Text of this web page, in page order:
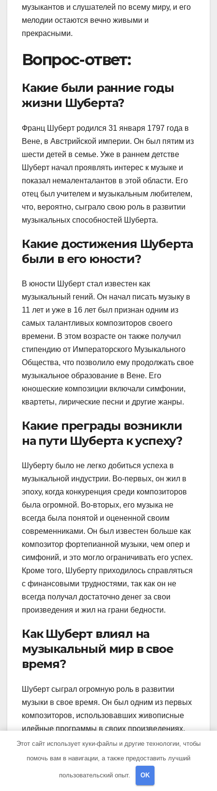
музыкантов и слушателей по всему миру, и его
мелодии остаются вечно живыми и
прекрасными.
Вопрос-ответ:
Какие были ранние годы
жизни Шуберта?
Франц Шуберт родился 31 января 1797 года в
Вене, в Австрийской империи. Он был пятим из
шести детей в семье. Уже в раннем детстве
Шуберт начал проявлять интерес к музыке и
показал немаленталантов в этой области. Его
отец был учителем и музыкальным любителем,
что, вероятно, сыграло свою роль в развитии
музыкальных способностей Шуберта.
Какие достижения Шуберта
были в его юности?
В юности Шуберт стал известен как
музыкальный гений. Он начал писать музыку в
11 лет и уже в 16 лет был признан одним из
самых талантливых композиторов своего
времени. В этом возрасте он также получил
стипендию от Императорского Музыкального
Общества, что позволило ему продолжать свое
музыкальное образование в Вене. Его
юношеские композиции включали симфонии,
квартеты, лирические песни и другие жанры.
Какие преграды возникли
на пути Шуберта к успеху?
Шуберту было не легко добиться успеха в
музыкальной индустрии. Во-первых, он жил в
эпоху, когда конкуренция среди композиторов
была огромной. Во-вторых, его музыка не
всегда была понятой и оцененной своим
современниками. Он был известен больше как
композитор фортепианной музыки, чем опер и
симфоний, и это могло ограничивать его успех.
Кроме того, Шуберту приходилось справляться
с финансовыми трудностями, так как он не
всегда получал достаточно денег за свои
произведения и жил на грани бедности.
Как Шуберт влиял на
музыкальный мир в свое
время?
Шуберт сыграл огромную роль в развитии
музыки в свое время. Он был одним из первых
композиторов, использовавших живописные
идейные программы в своих произведениях,
например, в его лучших симфониях. Он также
развил жанр лирической песни, став одним из
наиболее влиятельных и инновационных
Этот сайт использует куки-файлы и другие технологии, чтобы
помочь вам в навигации, а также предоставить лучший
пользовательский опыт. OK